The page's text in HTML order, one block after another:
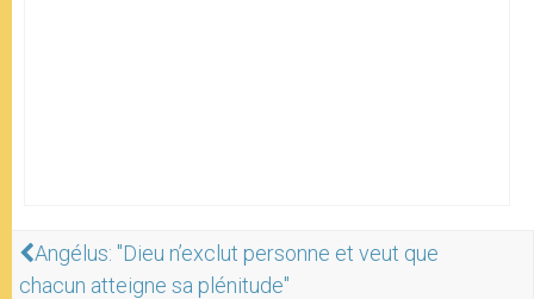
Angélus: "Dieu n’exclut personne et veut que
chacun atteigne sa plénitude"